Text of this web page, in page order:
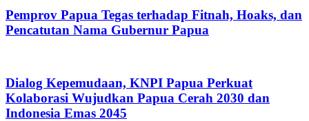
Pemprov Papua Tegas terhadap Fitnah, Hoaks, dan
Pencatutan Nama Gubernur Papua
Dialog Kepemudaan, KNPI Papua Perkuat
Kolaborasi Wujudkan Papua Cerah 2030 dan
Indonesia Emas 2045